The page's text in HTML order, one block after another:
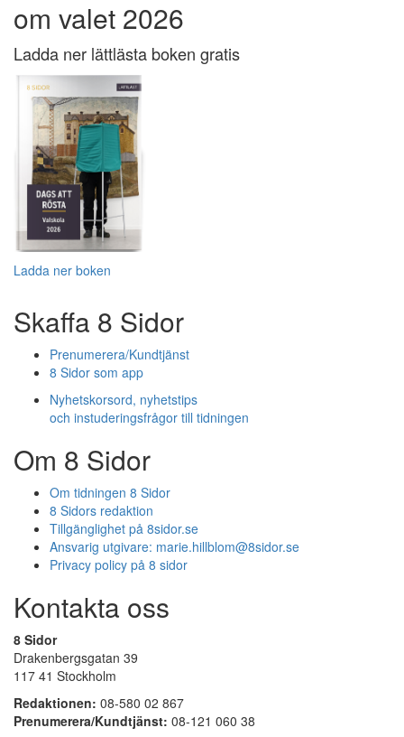
om valet 2026
Ladda ner lättlästa boken gratis
Ladda ner boken
Skaffa 8 Sidor
Prenumerera/Kundtjänst
8 Sidor som app
Nyhetskorsord, nyhetstips
och instuderingsfrågor till tidningen
Om 8 Sidor
Om tidningen 8 Sidor
8 Sidors redaktion
Tillgänglighet på 8sidor.se
Ansvarig utgivare: marie.hillblom@8sidor.se
Privacy policy på 8 sidor
Kontakta oss
8 Sidor
Drakenbergsgatan 39
117 41 Stockholm
Redaktionen: 08-580 02 867
Prenumerera/Kundtjänst: 08-121 060 38